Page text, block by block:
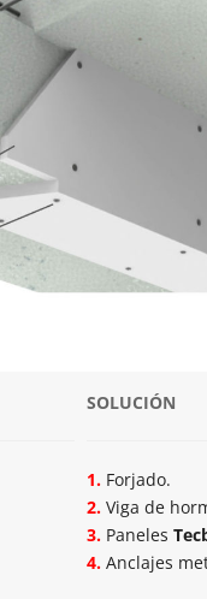
SOLUCIÓN
1. Forjado.
2. Viga de
3. Paneles
4. Anclajes